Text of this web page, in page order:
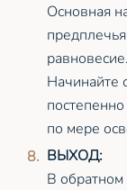
Основная
Начинайте
по мере
ВЫХОД:
В обратном